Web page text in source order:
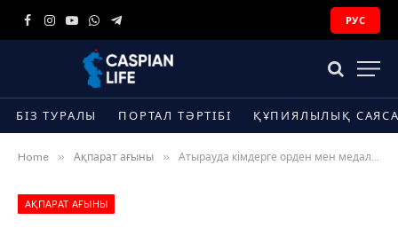
Facebook
Instagram
YouTube
WhatsApp
Telegram
РУС
БІЗ ТУРАЛЫ ПОРТАЛ ТӘРТІБІ ҚҰПИЯЛЫЛЫҚ
Home » Ақпарат ағыны » Атырауда кімдерге орден мен медаль табысталып, құрметті атақ берілді (тізім)
АҚПАРАТ АҒЫНЫ